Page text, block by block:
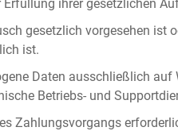
ihrer gesetzlichen
gesetzlich vorgesehen ist
ist.
Daten ausschließlich
Betriebs- und
Zahlungsvorgangs